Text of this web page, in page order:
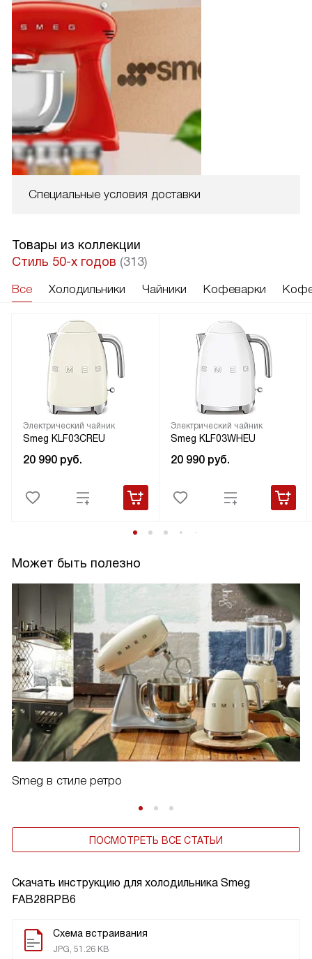
Скачать инструкцию для холодильника Smeg
FAB28RPB6
Схема встраивания
JPG, 51.26 KB
Специальные условия доставки
Товары из коллекции
Стиль 50-х годов (313)
Все Холодильники Чайники Кофеварки
Электрический чайник
Smeg KLF03CREU
20 990 руб.
Электрический чайник
Smeg KLF03WHEU
20 990 руб.
Может быть полезно
Smeg в стиле ретро
ПОСМОТРЕТЬ ВСЕ СТАТЬИ